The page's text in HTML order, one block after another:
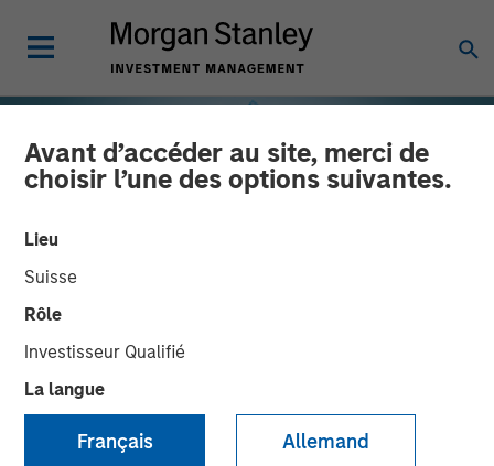
Avant d’accéder au site, merci de
choisir l’une des options suivantes.
Lieu
Suisse
Rôle
Investisseur Qualifié
La langue
Français Allemand
INSIGHTS
Selectivity Rises as